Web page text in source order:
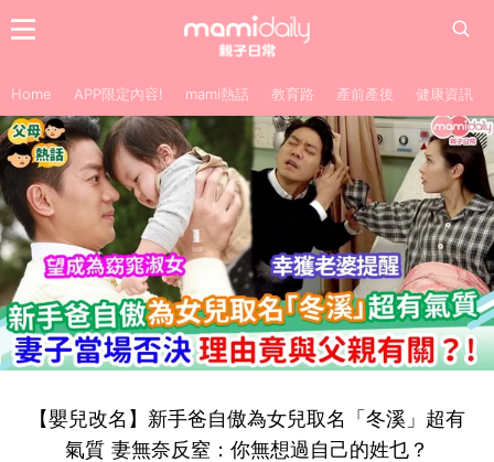
Home APP限定內容! mami熱話 教育路 產前產後 健康資訊
【嬰兒改名】新手爸自傲為女兒取名「冬溪」超有
氣質 妻無奈反窒：你無想過自己的姓乜？